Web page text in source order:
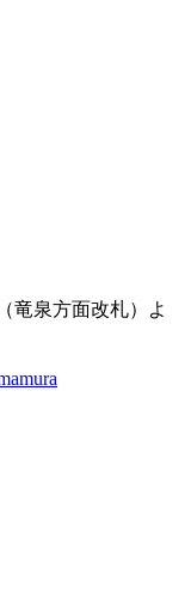
竜泉方面改札）よ